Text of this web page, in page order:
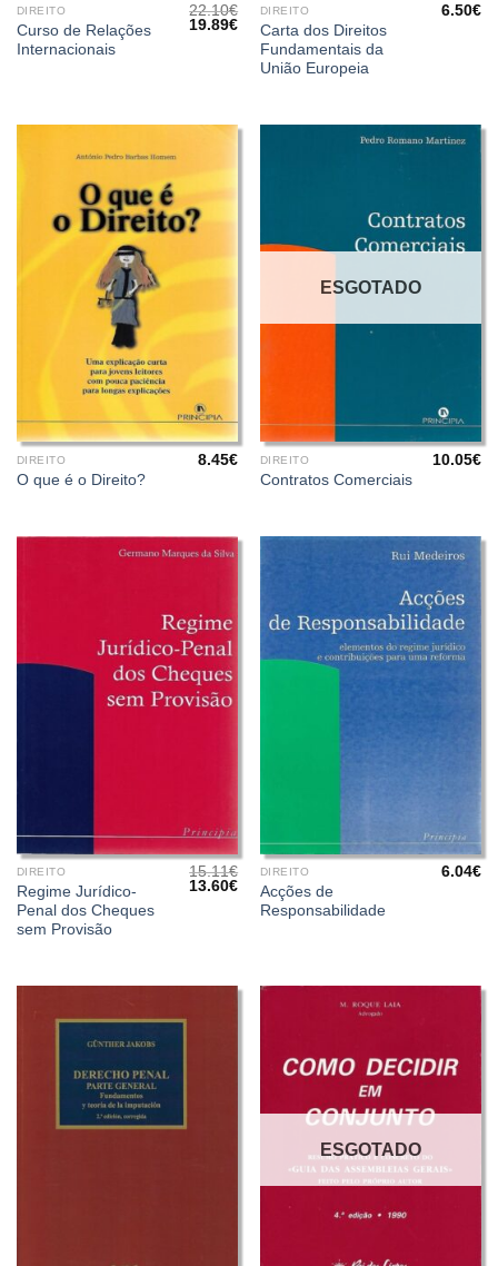
DIREITO
Curso de Relações
Internacionais
22.10€
O
19.89€O
preço
atual
DIREITO
Carta dos Direitos
Fundamentais da
União Europeia
6.50€
DIREITO
O que é o Direito?
8.45€
ESGOTADO
DIREITO
Contratos Comerciais
10.05€
DIREITO
Regime Jurídico-
Penal dos Cheques
sem Provisão
15.11€
O
13.60€O
preço
atual
DIREITO
Acções de
Responsabilidade
6.04€
ESGOTADO